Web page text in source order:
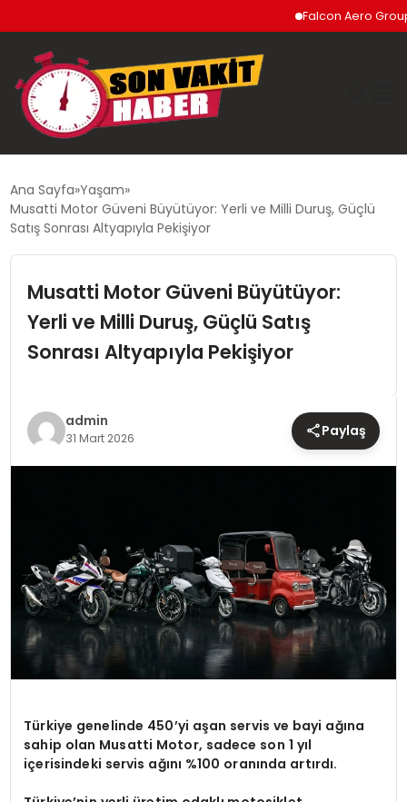
Falcon Aero Group,
SIYASET
EKONOMI
TEKNOLOJI
YAŞAM
Ana Sayfa Yaşam
Musatti Motor Güveni Büyütüyor: Yerli ve Milli Duruş, Güçlü
Satış Sonrası Altyapıyla Pekişiyor
Musatti Motor Güveni Büyütüyor:
Yerli ve Milli Duruş, Güçlü Satış
Sonrası Altyapıyla Pekişiyor
admin
31 Mart 2026 Paylaş
Türkiye genelinde 450’yi aşan servis ve bayi ağına
sahip olan Musatti Motor, sadece son 1 yıl
içerisindeki servis ağını %100 oranında artırdı.